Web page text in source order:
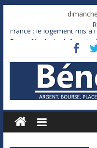
France : le logement mis à
Des milliards de dollars de
Royaume-Uni : Andy
Xavier Niel, le milliardaire
Ruée des fortunes russes